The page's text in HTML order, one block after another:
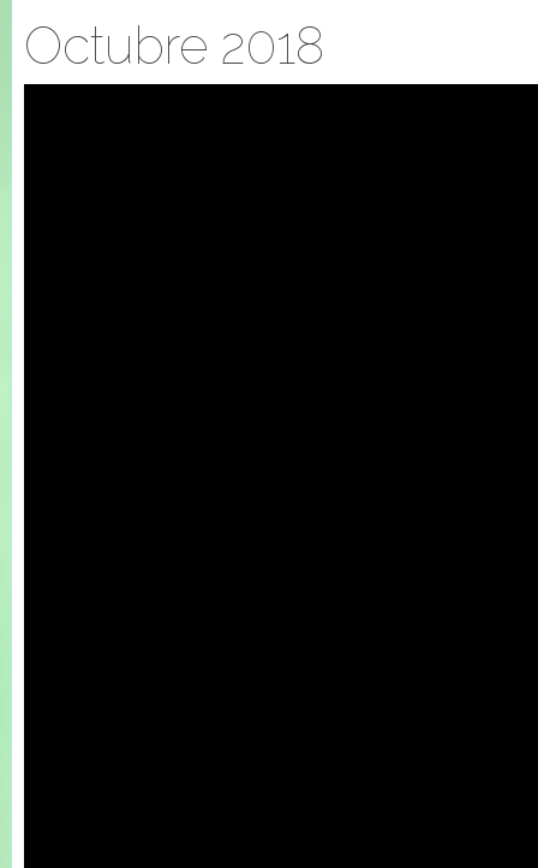
Octubre 2018